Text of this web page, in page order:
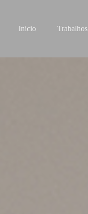
Inicio Trabalhos